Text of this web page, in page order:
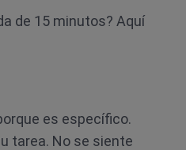
de 15 minutos? Aquí
es específico.
tarea. No se siente